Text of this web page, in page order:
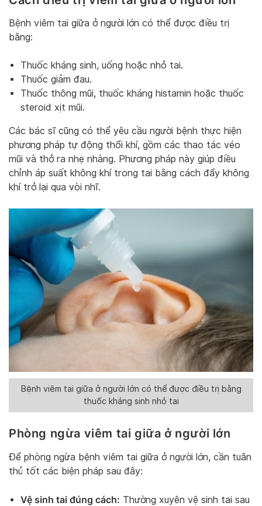
Bệnh viêm tai giữa ở người lớn có thể được điều trị
bằng:
Thuốc kháng sinh, uống hoặc nhỏ tai.
Thuốc giảm đau.
Thuốc thông mũi, thuốc kháng histamin hoặc thuốc
steroid xịt mũi.
Các bác sĩ cũng có thể yêu cầu người bệnh thực hiện
phương pháp tự động thổi khí, gồm các thao tác véo
mũi và thở ra nhẹ nhàng. Phương pháp này giúp điều
chỉnh áp suất không khí trong tai bằng cách đẩy không
khí trở lại qua vòi nhĩ.
Bệnh viêm tai giữa ở người lớn có thể được điều trị bằng
thuốc kháng sinh nhỏ tai
Phòng ngừa viêm tai giữa ở người lớn
Để phòng ngừa bệnh viêm tai giữa ở người lớn, cần tuân
thủ tốt các biện pháp sau đây:
Vệ sinh tai đúng cách: Thường xuyên vệ sinh tai sau